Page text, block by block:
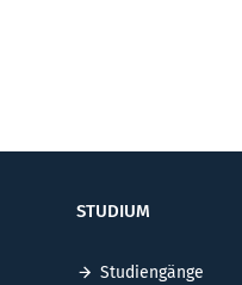
STUDIUM
Studiengänge